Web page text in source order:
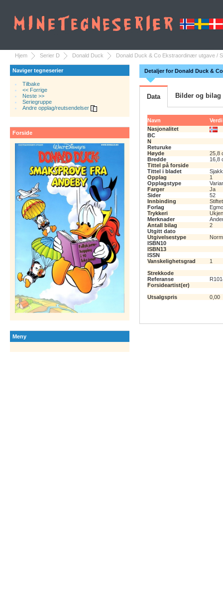
Hjem Serier D Donald Duck Donald Duck & Co Ekstraordinær utgave /
Naviger tegneserier
Tilbake
<< Forrige
Neste >>
Seriegruppe
Andre opplag/reutsendelser
Forside
Meny
Detaljer for Donald Duck &
Data Bilder og bilag
Navn
Verdi
Nasjonalitet
BC
N
Returuke
Høyde
25,8
Bredde
16,8
Tittel på forside
Tittel i bladet
Opplag
1
Opplagstype
Farger
Ja
Sider
52
Innbinding
Stiftet
Forlag
Trykkeri
Merknader
Antall bilag
2
Utgitt dato
Utgivelsestype
ISBN10
ISBN13
ISSN
Vanskelighetsgrad
1
Strekkode
Referanse
Forsideartist(er)
Utsalgspris
0,00